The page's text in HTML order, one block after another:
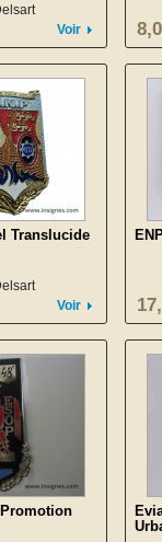
Voir
Translucide
Voir
Promotion